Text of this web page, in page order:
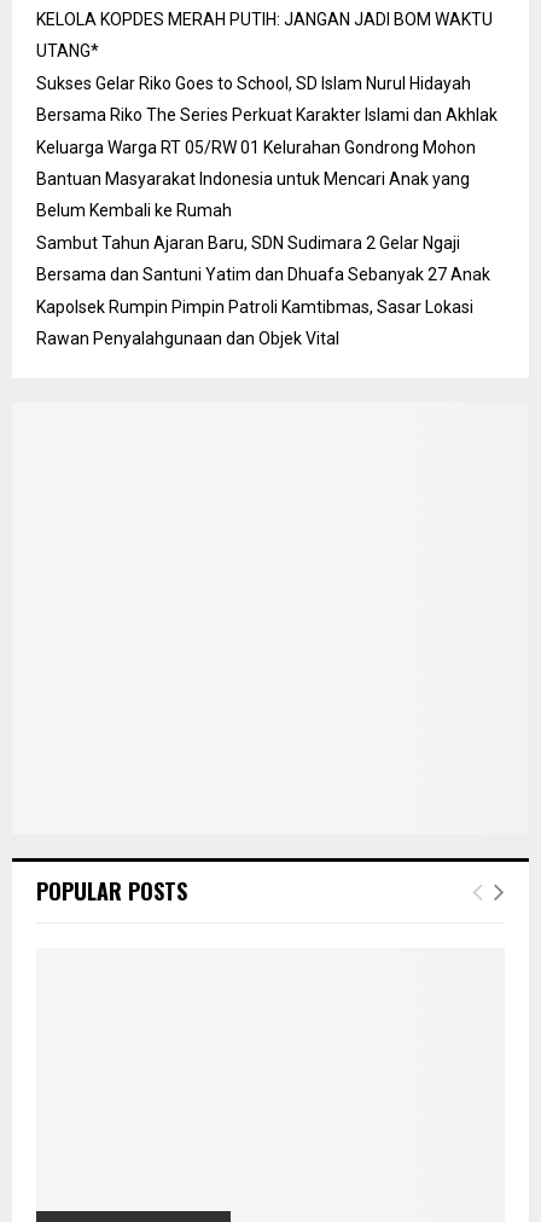
KELOLA KOPDES MERAH PUTIH: JANGAN JADI BOM WAKTU
UTANG*
Sukses Gelar Riko Goes to School, SD Islam Nurul Hidayah
Bersama Riko The Series Perkuat Karakter Islami dan Akhlak
Keluarga Warga RT 05/RW 01 Kelurahan Gondrong Mohon
Bantuan Masyarakat Indonesia untuk Mencari Anak yang
Belum Kembali ke Rumah
Sambut Tahun Ajaran Baru, SDN Sudimara 2 Gelar Ngaji
Bersama dan Santuni Yatim dan Dhuafa Sebanyak 27 Anak
Kapolsek Rumpin Pimpin Patroli Kamtibmas, Sasar Lokasi
Rawan Penyalahgunaan dan Objek Vital
POPULAR POSTS